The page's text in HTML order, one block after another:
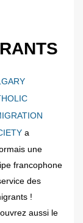
a
une
francophone
des
!
aussi le